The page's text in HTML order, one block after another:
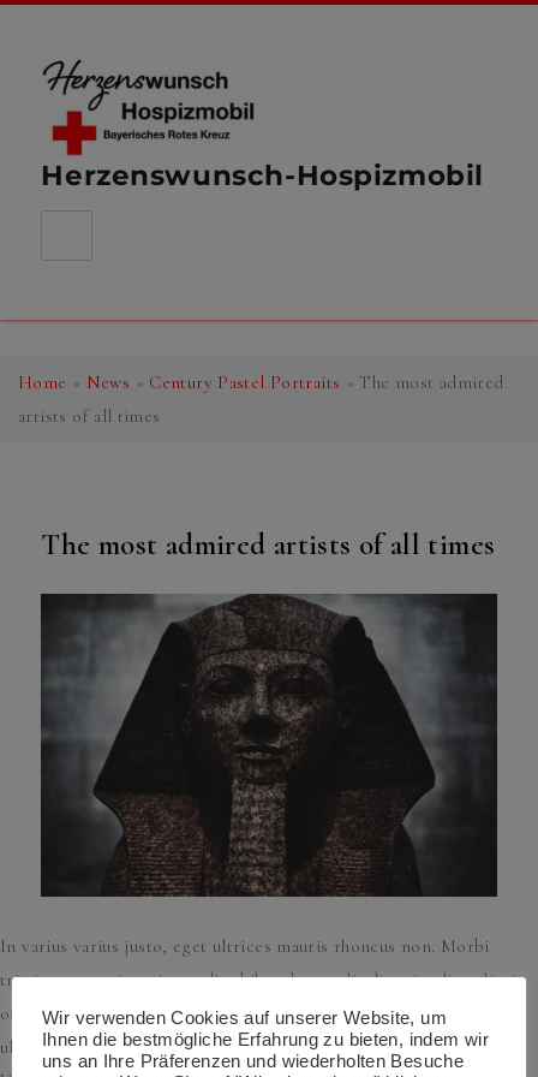
Herzenswunsch-Hospizmobil
Home » News » Century Pastel Portraits »The most admired
artists of all times
The most admired artists of all times
In varius varius justo, eget ultrices mauris rhoncus non. Morbi
tristique, mauris eu imperdiet bibendum, velit diam iaculis velit, in
ornare massa enim at lorem. Etiam risus diam, porttitor vitae
ultrices quis, dapibus id dolor. Morbi venenatis lacinia rhoncus.
Wir verwenden Cookies auf unserer Website, um
Ihnen die bestmögliche Erfahrung zu bieten, indem wir
uns an Ihre Präferenzen und wiederholten Besuche